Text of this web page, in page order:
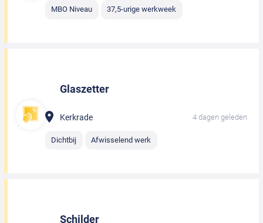
MBO Niveau 37,5-urige werkweek
Glaszetter
Kerkrade 4 dagen geleden
Dichtbij Afwisselend werk
Schilder